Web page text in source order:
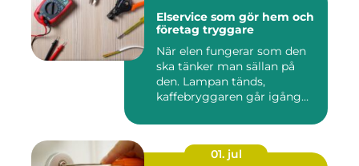
Elservice som gör hem och
företag tryggare
När elen fungerar som den
ska tänker man sällan på
den. Lampan tänds,
kaffebryggaren går igång
01. jul